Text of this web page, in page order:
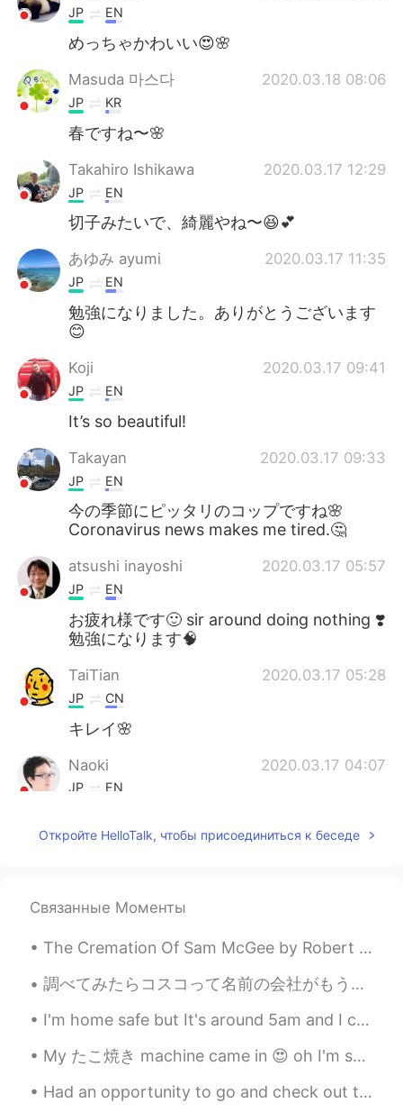
JP EN
めっちゃかわいい😍🌸
Masuda 마스다 2020.03.18 08:06
JP KR
春ですね〜🌸
Takahiro Ishikawa 2020.03.17 12:29
JP EN
切子みたいで、綺麗やね〜😆💕
あゆみ ayumi 2020.03.17 11:35
JP EN
勉強になりました。ありがとうございます
😊
Koji 2020.03.17 09:41
JP EN
It’s so beautiful!
Takayan 2020.03.17 09:33
JP EN
今の季節にピッタリのコップですね🌸
Coronavirus news makes me tired.🤔
atsushi inayoshi 2020.03.17 05:57
JP EN
お疲れ様です🙂 sir around doing nothing ❣️
勉強になります🧠
TaiTian 2020.03.17 05:28
JP CN
キレイ🌸
Naoki 2020.03.17 04:07
JP EN
もうすぐ春ですね、この桜のコップは
すが、日常英語を紹介します。
もうすぐ春ですね、この桜のコップは
とても可愛いでしょ？💕話は変わりま
すが、日常英語を紹介します。
kittynyc 2020.03.17 03:57
Откройте HelloTalk, чтобы присоединиться к беседе
Связанные Моменты
The Cremation Of Sam McGee by Robert William Service. Part 1 of 5. There are strange things d...
調べてみたらコスコって名前の会社がもう日本に存在していて、名前が使えなかったからコストコになったらしいですね🤔 コスコは私にとって子供の頃から、数分で行けるくらいの距離にある試食の多いスーパーで...
I'm home safe but It's around 5am and I can't sleep. 家で安全です。 今は五時午前です。私を眠れない。 How do you say "Je...
My たこ焼き machine came in 😍 oh I'm so excited. It brought back some good memories of Japan haha. ...
Had an opportunity to go and check out the old city during my time in Jerusalem. What an incredib...